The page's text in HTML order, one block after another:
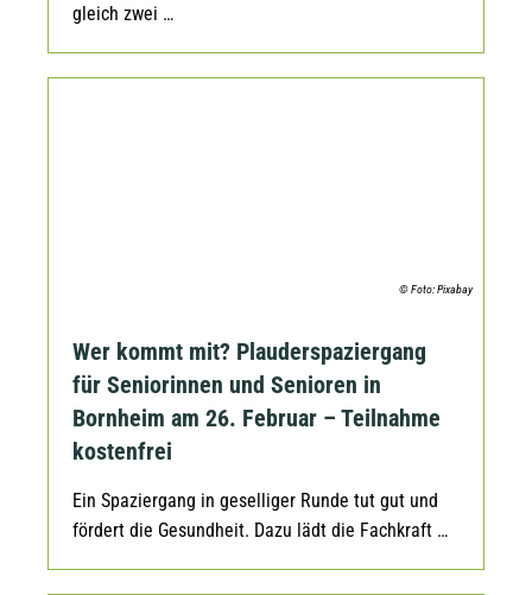
gleich zwei …
© Foto: Pixabay
Wer kommt mit? Plauderspaziergang
für Seniorinnen und Senioren in
Bornheim am 26. Februar – Teilnahme
kostenfrei
Ein Spaziergang in geselliger Runde tut gut und
fördert die Gesundheit. Dazu lädt die Fachkraft …